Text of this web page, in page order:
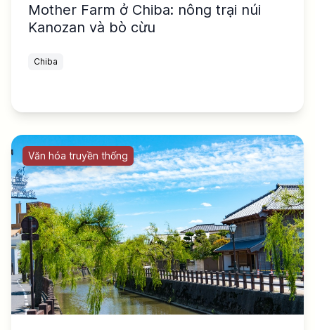
Mother Farm ở Chiba: nông trại núi
Kanozan và bò cừu
Chiba
Văn hóa truyền thống